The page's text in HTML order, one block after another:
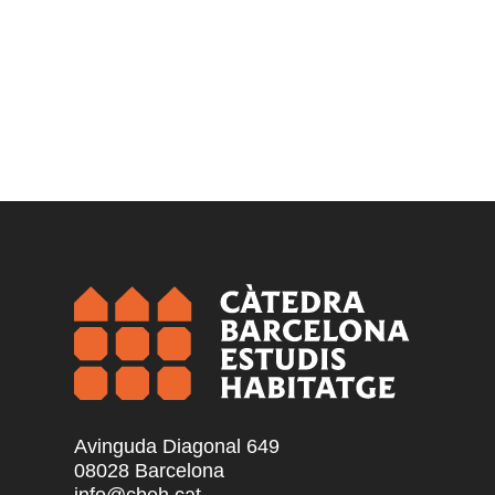
Avinguda Diagonal 649
08028 Barcelona